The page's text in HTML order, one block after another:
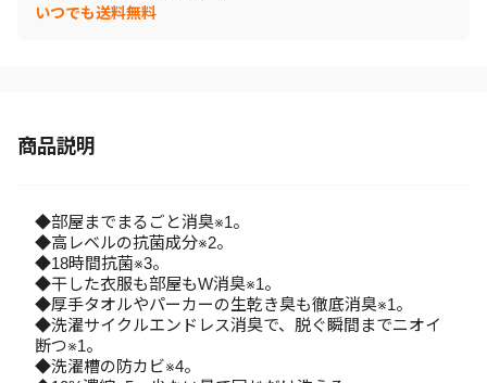
いつでも送料無料
商品説明
◆部屋までまるごと消臭※1。
◆高レベルの抗菌成分※2。
◆18時間抗菌※3。
◆干した衣服も部屋もW消臭※1。
◆厚手タオルやパーカーの生乾き臭も徹底消臭※1。
◆洗濯サイクルエンドレス消臭で、脱ぐ瞬間までニオイ
断つ※1。
◆洗濯槽の防カビ※4。